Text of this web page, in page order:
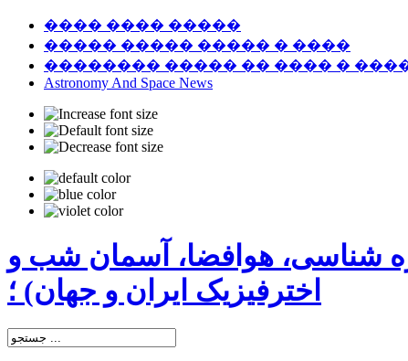
���� ���� �����
����� ����� ����� � ����
�������� ����� �� ���� �
Astronomy And Space News
شناسی، هوافضا، آسمان شب و
اخترفیزیک ایران و جهان) ؛